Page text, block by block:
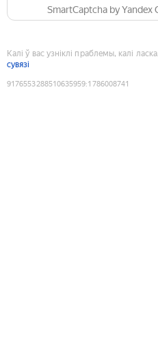
SmartCaptcha by Yandex
Калі ў вас узніклі праблемы, калі
сувязі
9176553288510635959:1786008741